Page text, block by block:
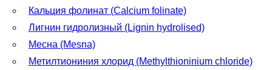
Кальция фолинат (Calcium folinate)
Лигнин гидролизный (Lignin hydrolised)
Месна (Mesna)
Метилтиониния хлорид (Methylthioninium chloride)